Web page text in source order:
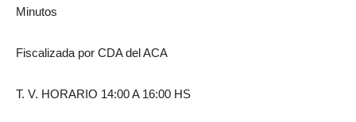
Minutos
Fiscalizada por CDA del ACA
T. V. HORARIO 14:00 A 16:00 HS